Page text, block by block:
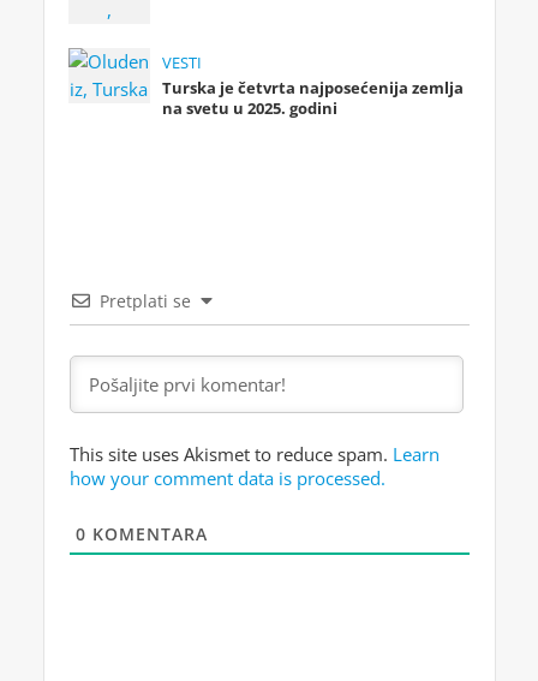
VESTI
Turska je četvrta najposećenija zemlja
na svetu u 2025. godini
Pretplati se
This site uses Akismet to reduce spam. Learn
how your comment data is processed.
0 KOMENTARA